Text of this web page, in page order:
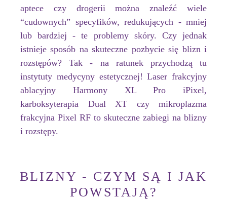
aptece czy drogerii można znaleźć wiele
“cudownych” specyfików, redukujących - mniej
lub bardziej - te problemy skóry. Czy jednak
istnieje sposób na skuteczne pozbycie się blizn i
rozstępów? Tak - na ratunek przychodzą tu
instytuty medycyny estetycznej! Laser frakcyjny
ablacyjny Harmony XL Pro iPixel,
karboksyterapia Dual XT czy mikroplazma
frakcyjna Pixel RF to skuteczne zabiegi na blizny
i rozstępy.
BLIZNY - CZYM SĄ I JAK
POWSTAJĄ?